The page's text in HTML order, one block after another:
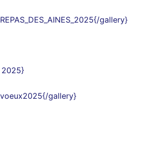
gallery}
}
gallery}